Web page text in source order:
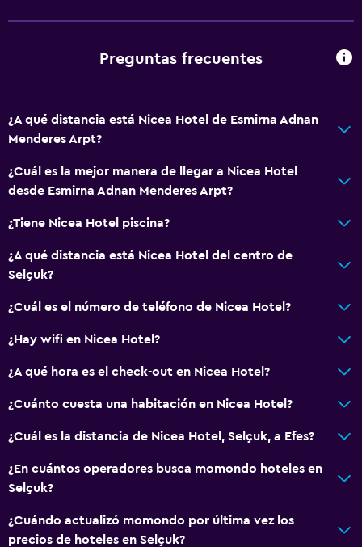
Preguntas frecuentes
¿A qué distancia está Nicea Hotel de Esmirna Adnan
Menderes Arpt?
¿Cuál es la mejor manera de llegar a Nicea Hotel
desde Esmirna Adnan Menderes Arpt?
¿Tiene Nicea Hotel piscina?
¿A qué distancia está Nicea Hotel del centro de
Selçuk?
¿Cuál es el número de teléfono de Nicea Hotel?
¿Hay wifi en Nicea Hotel?
¿A qué hora es el check-out en Nicea Hotel?
¿Cuánto cuesta una habitación en Nicea Hotel?
¿Cuál es la distancia de Nicea Hotel, Selçuk, a Efes?
¿En cuántos operadores busca momondo hoteles en
Selçuk?
¿Cuándo actualizó momondo por última vez los
precios de hoteles en Selçuk?